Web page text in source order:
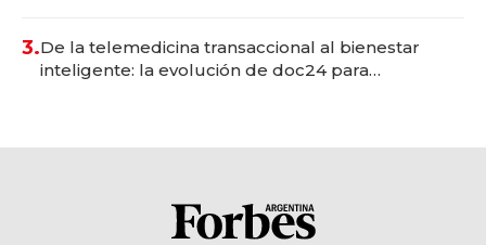
3.De la telemedicina transaccional al bienestar
inteligente: la evolución de doc24 para